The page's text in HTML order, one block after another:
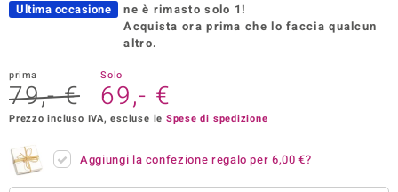
Ultima occasione
ne è rimasto solo 1!
Acquista ora prima che lo faccia qualcun
altro.
prima
79,- €
Solo
69,- €
Prezzo incluso IVA, escluse le Spese di spedizione
Aggiungi la confezione regalo per6,00 €?